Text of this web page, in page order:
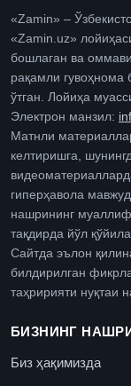
«Zamin» –
«Zamin.uz»
бошлаган ва
рақамли гувоҳнома
ўтган. Лойиҳа
Электрон манзил:
Матнли
келтиришга,
гиперҳавола
нашрининг
тақдирда йўл
Сайтда эълон
билдирилган
таҳририяти нуқтаи
БИЗНИНГ
Биз ҳақимизда